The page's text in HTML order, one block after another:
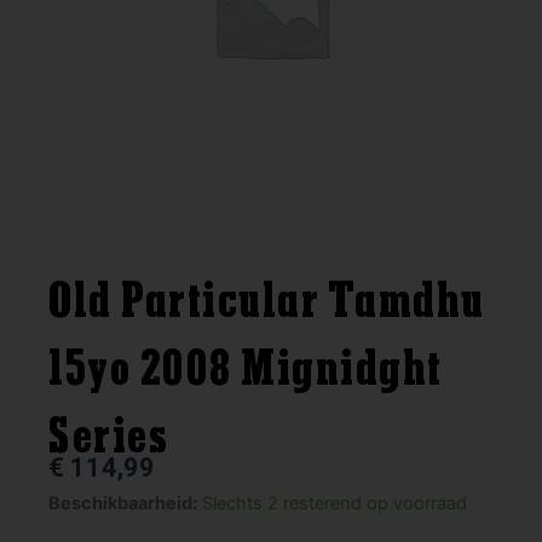
Old Particular Tamdhu
15yo 2008 Mignidght
Series
€ 114,99
Beschikbaarheid: Slechts 2 resterend op voorraad
Old